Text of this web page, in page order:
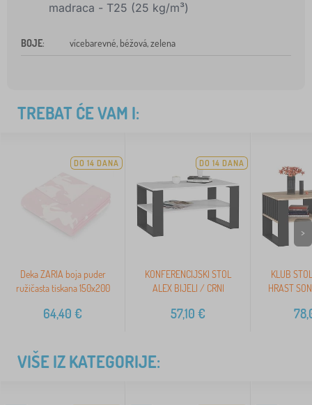
madraca - T25 (25 kg/m³)
BOJE: vícebarevné, béžová, zelena
TREBAT ĆE VAM I:
DO 14 DANA
Deka ZARIA boja puder
ružičasta tiskana 150x200
64,40 €
DO 14 DANA
KONFERENCIJSKI STOL
ALEX BIJELI / CRNI
57,10 €
KLUB
HRAST
>
VIŠE IZ KATEGORIJE: